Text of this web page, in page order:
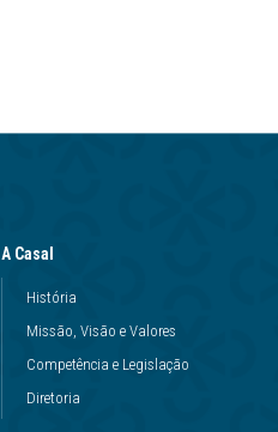
A Casal
História
Missão, Visão e Valores
Competência e Legislação
Diretoria